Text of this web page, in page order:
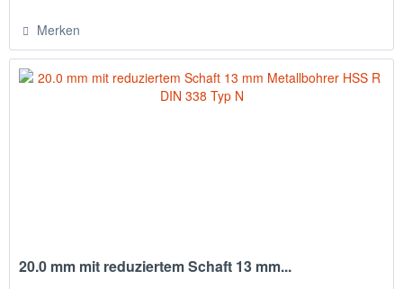
Merken
20.0 mm mit reduziertem Schaft 13 mm...